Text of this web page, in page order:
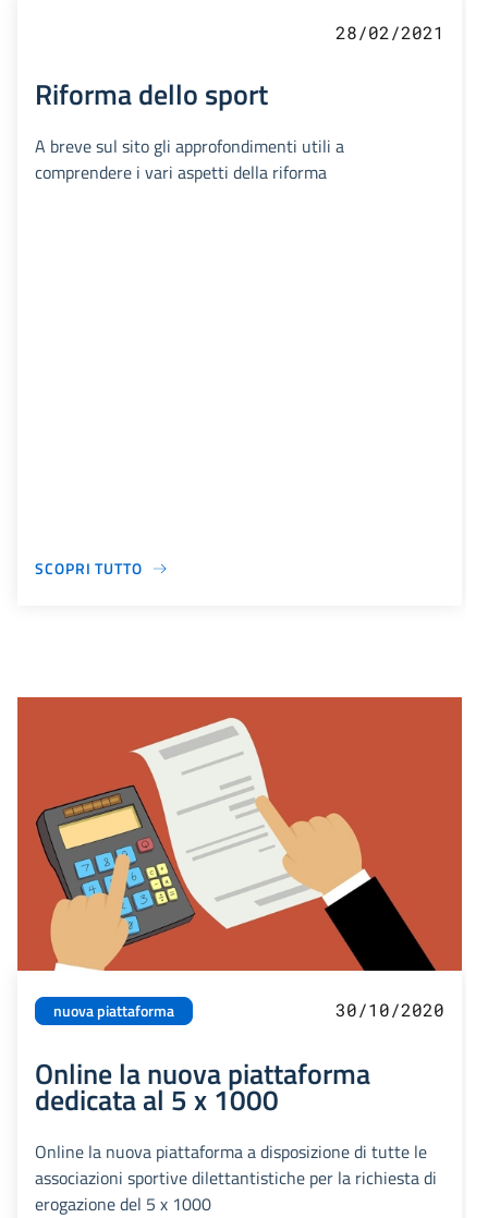
28/02/2021
Riforma dello sport
A breve sul sito gli approfondimenti utili a
comprendere i vari aspetti della riforma
SCOPRI TUTTO
nuova piattaforma 30/10/2020
Online la nuova piattaforma
dedicata al 5 x 1000
Online la nuova piattaforma a disposizione di tutte le
associazioni sportive dilettantistiche per la richiesta di
erogazione del 5 x 1000